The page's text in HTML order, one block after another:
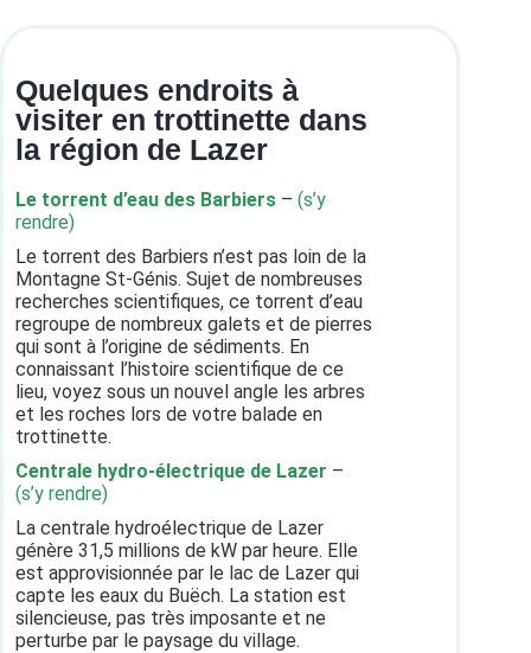
Quelques endroits à
visiter en trottinette dans
la région de Lazer
Le torrent d’eau des Barbiers – (s’y
rendre)
Le torrent des Barbiers n’est pas loin de la
Montagne St-Génis. Sujet de nombreuses
recherches scientifiques, ce torrent d’eau
regroupe de nombreux galets et de pierres
qui sont à l’origine de sédiments. En
connaissant l’histoire scientifique de ce
lieu, voyez sous un nouvel angle les arbres
et les roches lors de votre balade en
trottinette.
Centrale hydro-électrique de Lazer –
(s’y rendre)
La centrale hydroélectrique de Lazer
génère 31,5 millions de kW par heure. Elle
est approvisionnée par le lac de Lazer qui
capte les eaux du Buëch. La station est
silencieuse, pas très imposante et ne
perturbe par le paysage du village.